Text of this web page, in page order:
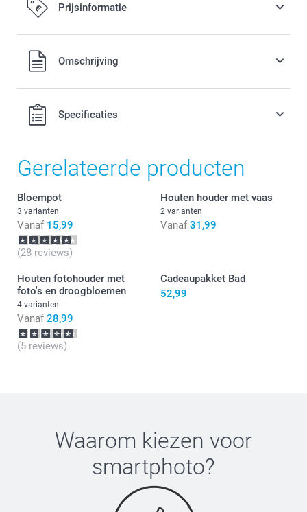
Prijsinformatie
Alle prijzen zijn in EURO (€) inclusief BTW en exclusief
verzendkosten.Omschrijving
Specificaties
Gerelateerde producten
Bloempot
3 varianten
Vanaf 15,99
(28 reviews)
Houten houder met vaas
2 varianten
Vanaf 31,99
Houten fotohouder met
foto's en droogbloemen
4 varianten
Vanaf 28,99
(5 reviews)
Cadeaupakket Bad
52,99
Waarom kiezen voor
smartphoto?